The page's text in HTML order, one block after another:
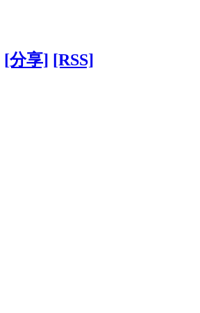
[分享] [RSS]